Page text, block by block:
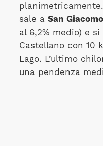
sale a San
al 6,2% medio) e
Castellano con 10
Lago. L’ultimo
una pendenza